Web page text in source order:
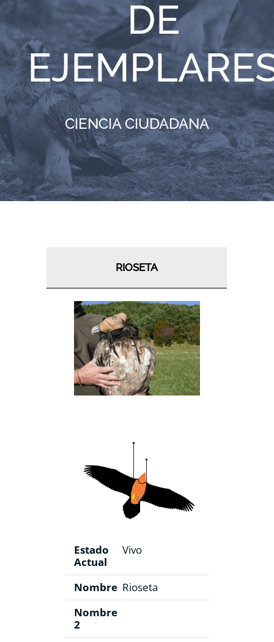
NOTICIAS
CONTACTO
DE
CIENCIA CIUDADANA
RIOSETA
Estado
Actual
Vivo
Nombre Rioseta
Nombre
2